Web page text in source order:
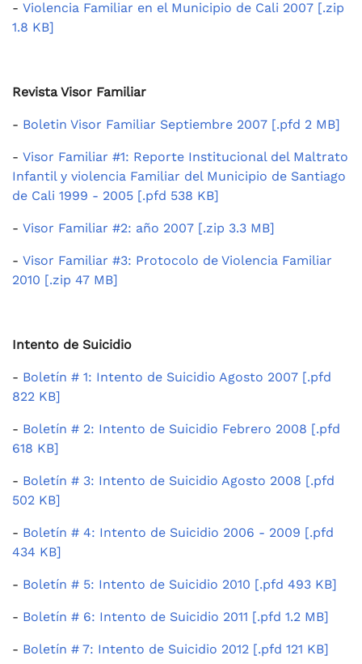
- Violencia Familiar en el Municipio de Cali 2007 [.zip
1.8 KB]
Revista Visor Familiar
- Boletin Visor Familiar Septiembre 2007 [.pfd 2 MB]
- Visor Familiar #1: Reporte Institucional del Maltrato
Infantil y violencia Familiar del Municipio de Santiago
de Cali 1999 - 2005 [.pfd 538 KB]
- Visor Familiar #2: año 2007 [.zip 3.3 MB]
- Visor Familiar #3: Protocolo de Violencia Familiar
2010 [.zip 47 MB]
Intento de Suicidio
- Boletín # 1: Intento de Suicidio Agosto 2007 [.pfd
822 KB]
- Boletín # 2: Intento de Suicidio Febrero 2008 [.pfd
618 KB]
- Boletín # 3: Intento de Suicidio Agosto 2008 [.pfd
502 KB]
- Boletín # 4: Intento de Suicidio 2006 - 2009 [.pfd
434 KB]
- Boletín # 5: Intento de Suicidio 2010 [.pfd 493 KB]
- Boletín # 6: Intento de Suicidio 2011 [.pfd 1.2 MB]
- Boletín # 7: Intento de Suicidio 2012 [.pfd 121 KB]